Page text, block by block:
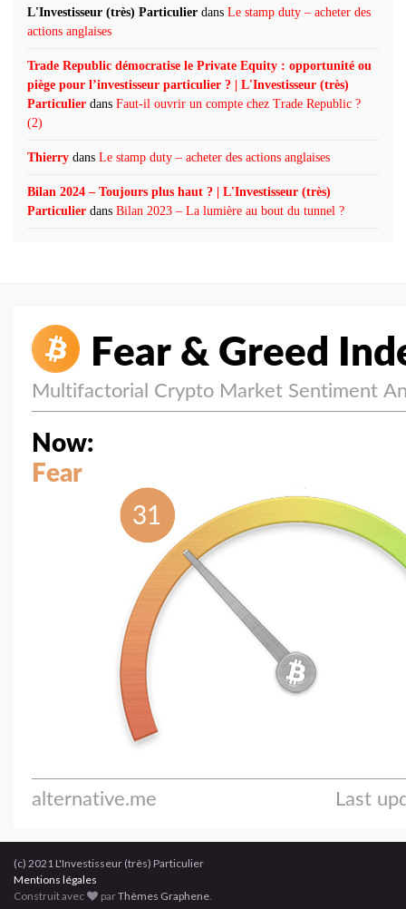
L'Investisseur (très) Particulier dans Le stamp duty – acheter des
actions anglaises
Trade Republic démocratise le Private Equity : opportunité ou
piège pour l’investisseur particulier ? | L'Investisseur (très)
Particulier dans Faut-il ouvrir un compte chez Trade Republic ?
(2)
Thierry dans Le stamp duty – acheter des actions anglaises
Bilan 2024 – Toujours plus haut ? | L'Investisseur (très)
Particulier dans Bilan 2023 – La lumière au bout du tunnel ?
(c) 2021 L'Investisseur (très) Particulier
Mentions légales
Construit avec
parThèmes Graphene